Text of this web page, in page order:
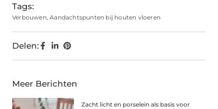
Tags:
Verbouwen,Aandachtspunten bij houten vloeren
Delen:
Meer Berichten
Zacht licht en porselein als basis voor